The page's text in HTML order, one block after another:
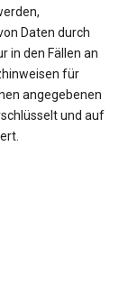
Daten durch
in den Fällen an
für
angegebenen
und auf